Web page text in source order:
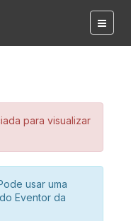
para visualizar
usar uma
Eventor da